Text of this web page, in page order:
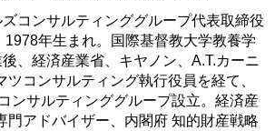
ズコンサルティンググループ代表取締役
1978年生まれ。国際基督教大学教養学
、経済産業省、キヤノン、A.T.カーニ
ツコンサルティング執行役員を経て、
ンサルティンググループ設立。経済産
門アドバイザー、内閣府 知的財産戦略